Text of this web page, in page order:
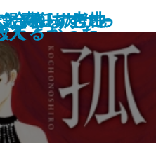
へ
！
ぶれます！─
香の診断─
責任の考古
ゃよかった
合格したかっ
大逆転─
のいすと地
てる
人